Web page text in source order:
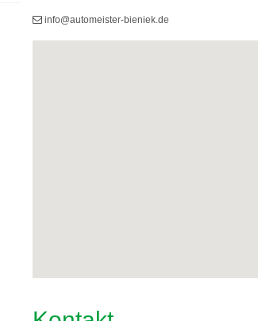
info@automeister-bieniek.de